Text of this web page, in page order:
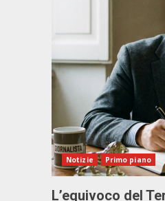
Notizie Primo piano
L’equivoco del